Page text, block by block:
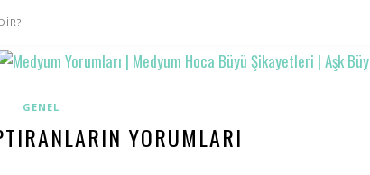
GENEL
YORUMLARI